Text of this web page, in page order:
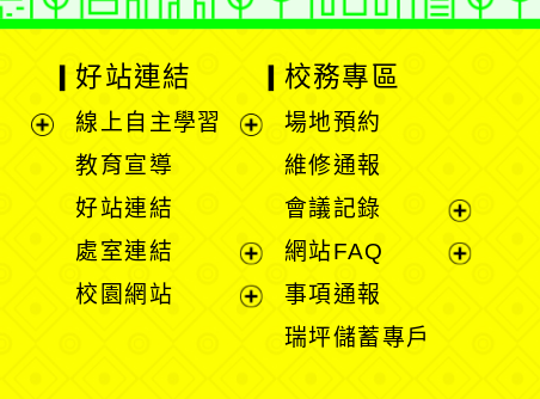
好站連結
線上自主學習
單
教育宣導
好站連結
處室連結
展
開
校園網站
校務專區
場地預約
維修通報
會議記錄
展
開
網站FAQ
事項通報
瑞坪儲蓄專戶